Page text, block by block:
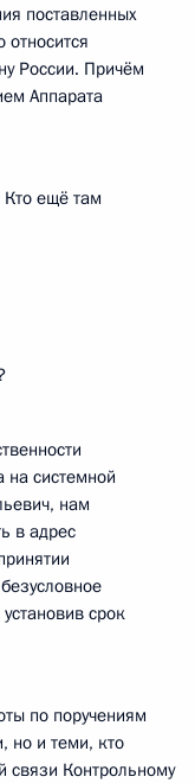
поставленных
относится
России. Причём
Аппарата
ещё там
системной
нам
в адрес
срок
по поручениям
но и теми, кто
связи Контрольному